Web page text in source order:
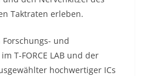
Taktraten erleben.
und
T-FORCE LAB und der
hochwertiger ICs